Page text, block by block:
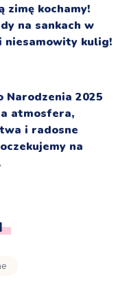
zimę kochamy!
na sankach w
niesamowity kulig!
Narodzenia 2025
atmosfera,
i radosne
na